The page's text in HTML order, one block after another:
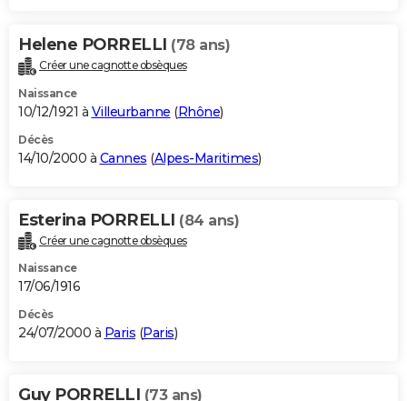
Helene PORRELLI (78 ans)
Créer une cagnotte obsèques
Naissance
10/12/1921 à Villeurbanne (Rhône)
Décès
14/10/2000 à Cannes (Alpes-Maritimes)
Esterina PORRELLI (84 ans)
Créer une cagnotte obsèques
Naissance
17/06/1916
Décès
24/07/2000 à Paris (Paris)
Guy PORRELLI (73 ans)